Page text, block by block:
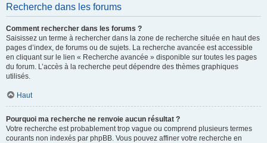
Recherche dans les forums
Comment rechercher dans les forums ?
Saisissez un terme à rechercher dans la zone de recherche située en haut des
pages d’index, de forums ou de sujets. La recherche avancée est accessible
en cliquant sur le lien « Recherche avancée » disponible sur toutes les pages
du forum. L’accès à la recherche peut dépendre des thèmes graphiques
utilisés.
Haut
Pourquoi ma recherche ne renvoie aucun résultat ?
Votre recherche est probablement trop vague ou comprend plusieurs termes
courants non indexés par phpBB. Vous pouvez affiner votre recherche en